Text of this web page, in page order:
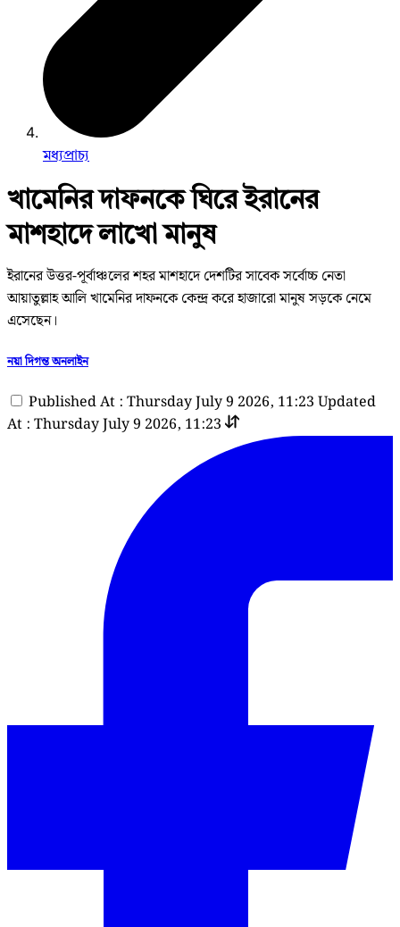
মধ্যপ্রাচ্য
খামেনির দাফনকে ঘিরে ইরানের
মাশহাদে লাখো মানুষ
ইরানের উত্তর-পূর্বাঞ্চলের শহর মাশহাদে দেশটির সাবেক সর্বোচ্চ নেতা
আয়াতুল্লাহ আলি খামেনির দাফনকে কেন্দ্র করে হাজারো মানুষ সড়কে নেমে
এসেছেন।
নয়া দিগন্ত অনলাইন
Published At : Thursday July 9 2026, 11:23 Updated
At : Thursday July 9 2026, 11:23